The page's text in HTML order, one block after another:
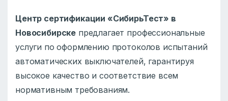
Центр сертификации «СибирьТест» в
Новосибирске предлагает профессиональные
услуги по оформлению протоколов испытаний
автоматических выключателей, гарантируя
высокое качество и соответствие всем
нормативным требованиям.